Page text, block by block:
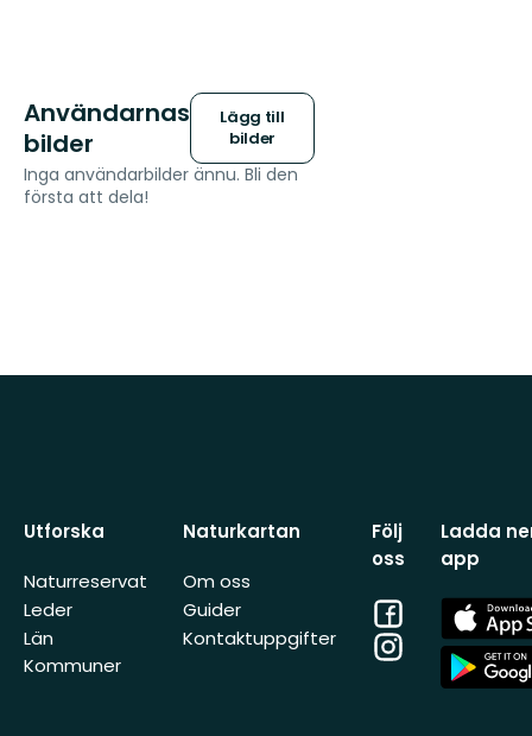
Användarnas
bilder
Lägg till
bilder
Inga användarbilder ännu. Bli den
första att dela!
Utforska
Naturreservat
Leder
Län
Kommuner
Naturkartan
Om oss
Guider
Kontaktuppgifter
Följ
oss
Facebook
Instagram
Ladda
app
App
Store
App
Store